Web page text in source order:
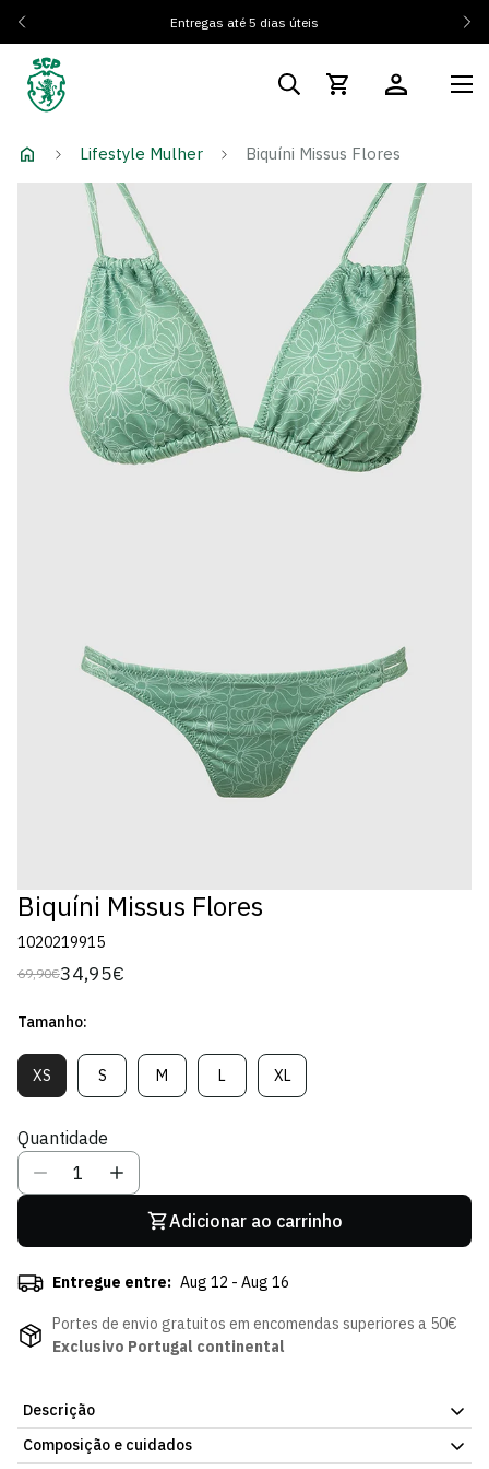
Entregas até 5 dias úteis
Lifestyle Mulher Biquíni Missus Flores
Biquíni Missus Flores
1020219915
Preço
69,90€
Preço
venda
34,95€
Tamanho:
XSVariante
Esgotada
Indisponível
SVariante
Esgotada
Indisponível
MVariante
Esgotada
LVariante
Esgotada
XLVariante
Esgotada
Quantidade
Adicionar ao carrinho
Entregue entre: Aug 12 - Aug 16
Portes de envio gratuitos em encomendas superiores a 50€
Exclusivo Portugal continental
Descrição
Biquíni Missus Flores, com o emblema do Sporting Clube de
Composição e cuidados